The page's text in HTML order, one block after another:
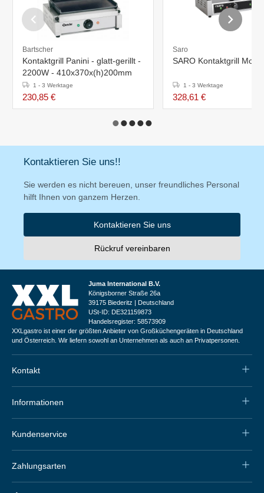
Bartscher
Kontaktgrill Panini - glatt-gerillt -
2200W - 410x370x(h)200mm
1 - 3 Werktage
230,85 €
Saro
SARO Kontaktgrill
1 - 3 Werktage
328,61 €
Kontaktieren Sie uns!!
Sie werden es nicht bereuen, unser freundliches Personal
hilft Ihnen von ganzem Herzen.
Kontaktieren Sie uns
Rückruf vereinbaren
Juma International B.V.
Königsborner Straße 26a
39175 Biederitz | Deutschland
USt-ID: DE321159873
Handelsregister: 58573909
XXLgastro ist einer der größten Anbieter von Großküchengeräten in Deutschland
und Österreich. Wir liefern sowohl an Unternehmen als auch an Privatpersonen.
Kontakt
Informationen
Kundenservice
Zahlungsarten